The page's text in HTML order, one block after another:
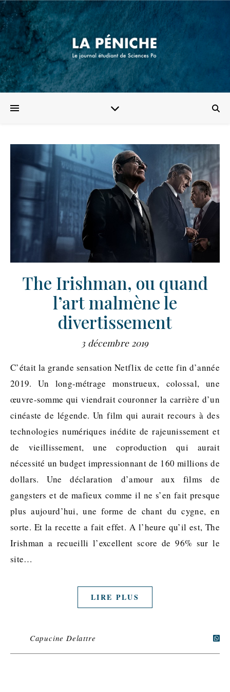
The Irishman, ou quand
l’art malmène le
divertissement
3 décembre 2019
C’était la grande sensation Netflix de cette fin d’année
2019. Un long-métrage monstrueux, colossal, une
œuvre-somme qui viendrait couronner la carrière d’un
cinéaste de légende. Un film qui aurait recours à des
technologies numériques inédite de rajeunissement et
de vieillissement, une coproduction qui aurait
nécessité un budget impressionnant de 160 millions de
dollars. Une déclaration d’amour aux films de
gangsters et de mafieux comme il ne s’en fait presque
plus aujourd’hui, une forme de chant du cygne, en
sorte. Et la recette a fait effet. A l’heure qu’il est, The
Irishman a recueilli l’excellent score de 96% sur le
site…
LIRE PLUS
Capucine Delattre